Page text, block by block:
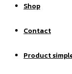
Shop
Contact
Product